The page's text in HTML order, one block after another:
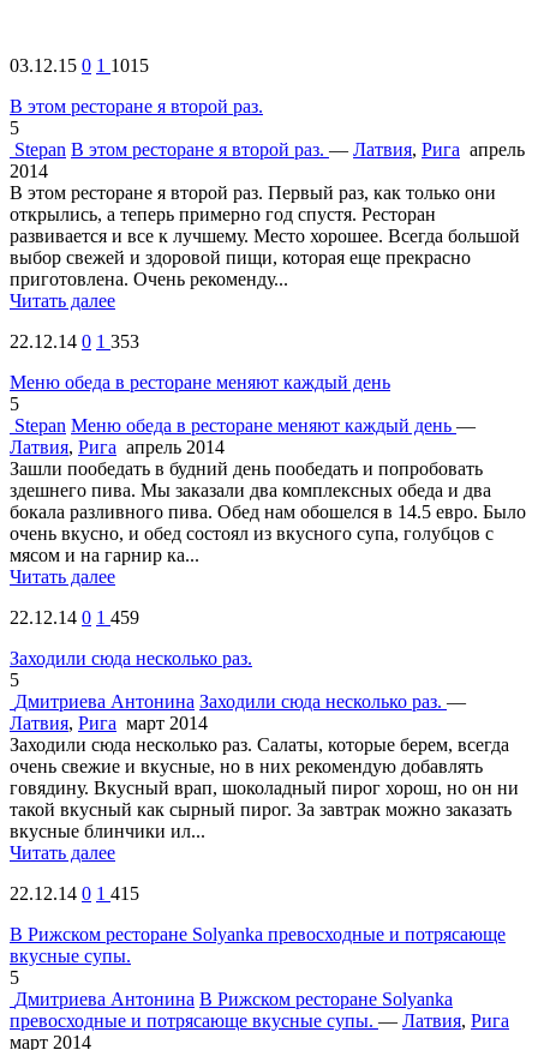
03.12.15 0 1 1015
В этом ресторане я второй раз.
5
Stepan В этом ресторане я второй раз. — Латвия, Рига апрель
2014
В этом ресторане я второй раз. Первый раз, как только они
открылись, а теперь примерно год спустя. Ресторан
развивается и все к лучшему. Место хорошее. Всегда большой
выбор свежей и здоровой пищи, которая еще прекрасно
приготовлена. Очень рекоменду...
Читать далее
22.12.14 0 1 353
Меню обеда в ресторане меняют каждый день
5
Stepan Меню обеда в ресторане меняют каждый день —
Латвия, Рига апрель 2014
Зашли пообедать в будний день пообедать и попробовать
здешнего пива. Мы заказали два комплексных обеда и два
бокала разливного пива. Обед нам обошелся в 14.5 евро. Было
очень вкусно, и обед состоял из вкусного супа, голубцов с
мясом и на гарнир ка...
Читать далее
22.12.14 0 1 459
Заходили сюда несколько раз.
5
Дмитриева Антонина Заходили сюда несколько раз. —
Латвия, Рига март 2014
Заходили сюда несколько раз. Салаты, которые берем, всегда
очень свежие и вкусные, но в них рекомендую добавлять
говядину. Вкусный врап, шоколадный пирог хорош, но он ни
такой вкусный как сырный пирог. За завтрак можно заказать
вкусные блинчики ил...
Читать далее
22.12.14 0 1 415
В Рижском ресторане Solyanka превосходные и потрясающе
вкусные супы.
5
Дмитриева Антонина В Рижском ресторане Solyanka
превосходные и потрясающе вкусные супы. — Латвия, Рига
март 2014